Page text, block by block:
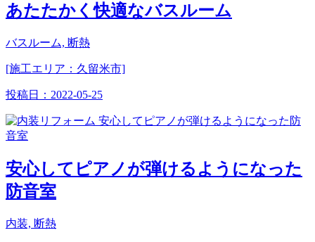
あたたかく快適なバスルーム
バスルーム, 断熱
[施工エリア：久留米市]
投稿日： 2022-05-25
安心してピアノが弾けるようになった
防音室
内装, 断熱